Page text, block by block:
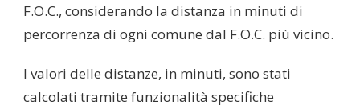
F.O.C., considerando la distanza in minuti di
percorrenza di ogni comune dal F.O.C. più vicino.
I valori delle distanze, in minuti, sono stati
calcolati tramite funzionalità specifiche